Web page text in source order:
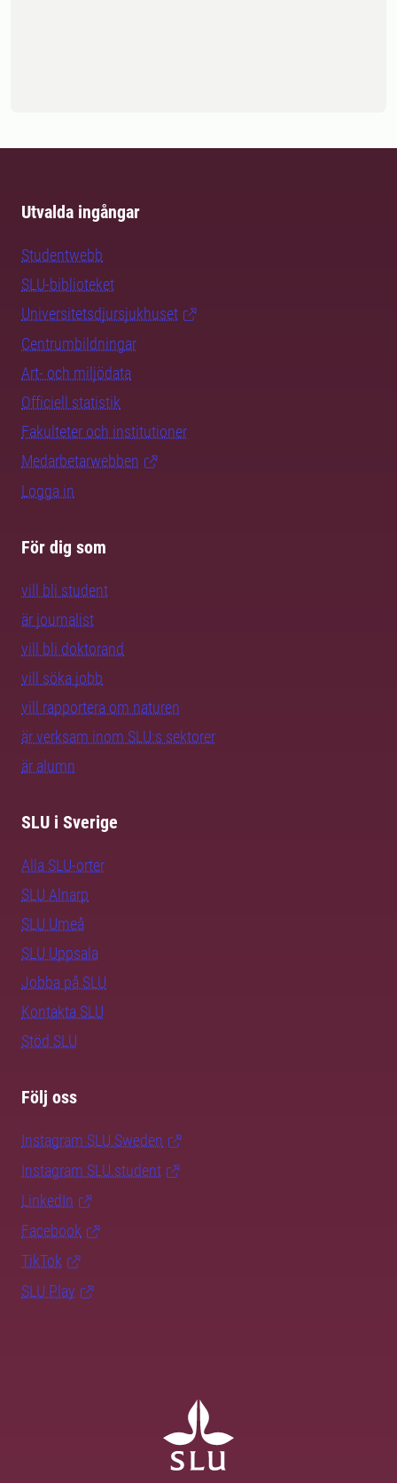
Utvalda ingångar
Studentwebb
SLU-biblioteket
Universitetsdjursjukhuset
Centrumbildningar
Art- och miljödata
Officiell statistik
Fakulteter och institutioner
Medarbetarwebben
Logga in
För dig som
vill bli student
är journalist
vill bli doktorand
vill söka jobb
vill rapportera om naturen
är verksam inom SLU:s sektorer
är alumn
SLU i Sverige
Alla SLU-orter
SLU Alnarp
SLU Umeå
SLU Uppsala
Jobba på SLU
Kontakta SLU
Stöd SLU
Följ oss
Instagram SLU.Sweden
Instagram SLU.student
LinkedIn
Facebook
TikTok
SLU Play